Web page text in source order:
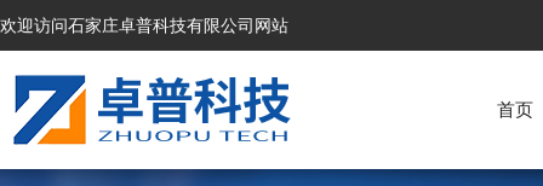
欢迎访问石家庄卓普科技有限公司网站
首页